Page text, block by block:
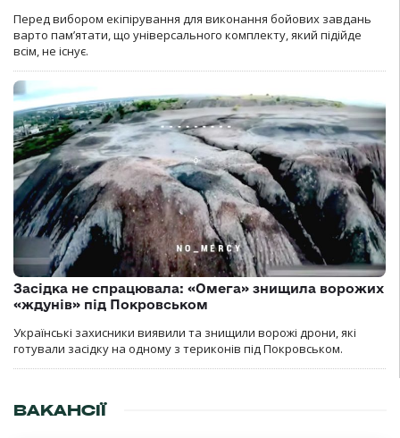
Перед вибором екіпірування для виконання бойових завдань
варто пам’ятати, що універсального комплекту, який підійде
всім, не існує.
Засідка не спрацювала: «Омега» знищила ворожих
«ждунів» під Покровськом
Українські захисники виявили та знищили ворожі дрони, які
готували засідку на одному з териконів під Покровськом.
ВАКАНСІЇ